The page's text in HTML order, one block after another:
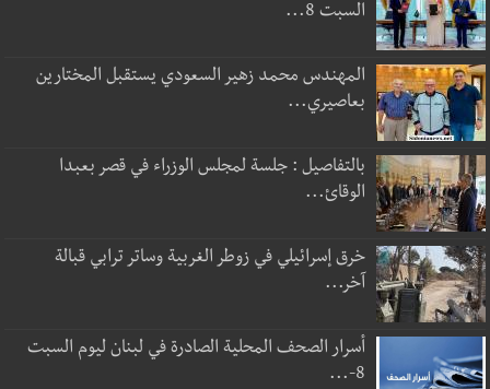
السبت 8...
المهندس محمد زهير السعودي يستقبل المختارين
بعاصيري...
بالتفاصيل : جلسة لمجلس الوزراء في قصر بعبدا
الوقائ...
خرق إسرائيلي في زوطر الغربية وساتر ترابي قبالة
آخر...
أسرار الصحف المحلية الصادرة في لبنان ليوم السبت
8-...